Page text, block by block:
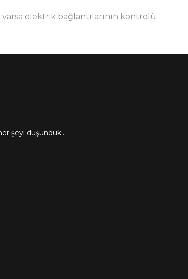
varsa elektrik bağlantılarının kontrolü.
şeyi düşündük...